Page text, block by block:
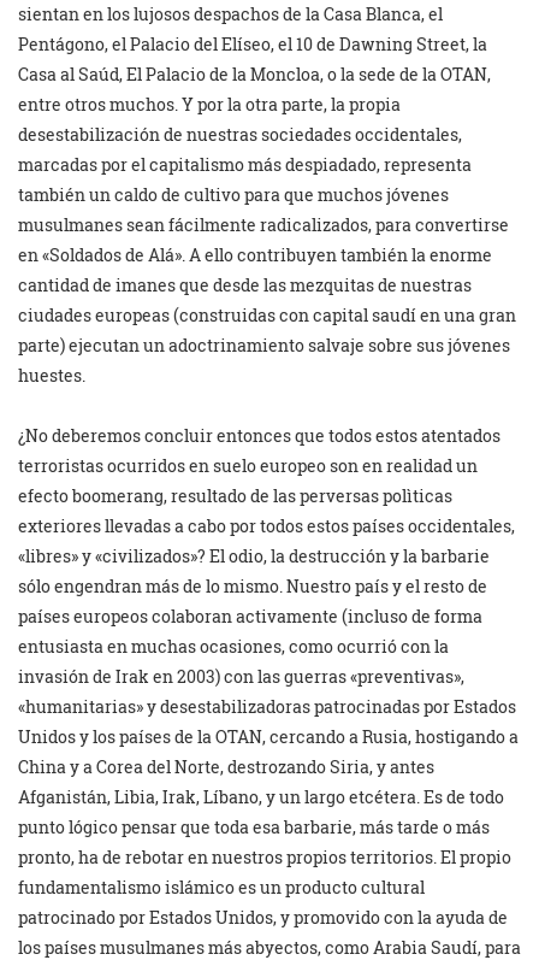
sientan en los lujosos despachos de la Casa Blanca, el
Pentágono, el Palacio del Elíseo, el 10 de Dawning Street, la
Casa al Saúd, El Palacio de la Moncloa, o la sede de la OTAN,
entre otros muchos. Y por la otra parte, la propia
desestabilización de nuestras sociedades occidentales,
marcadas por el capitalismo más despiadado, representa
también un caldo de cultivo para que muchos jóvenes
musulmanes sean fácilmente radicalizados, para convertirse
en «Soldados de Alá». A ello contribuyen también la enorme
cantidad de imanes que desde las mezquitas de nuestras
ciudades europeas (construidas con capital saudí en una gran
parte) ejecutan un adoctrinamiento salvaje sobre sus jóvenes
huestes.
¿No deberemos concluir entonces que todos estos atentados
terroristas ocurridos en suelo europeo son en realidad un
efecto boomerang, resultado de las perversas polìticas
exteriores llevadas a cabo por todos estos países occidentales,
«libres» y «civilizados»? El odio, la destrucción y la barbarie
sólo engendran más de lo mismo. Nuestro país y el resto de
países europeos colaboran activamente (incluso de forma
entusiasta en muchas ocasiones, como ocurrió con la
invasión de Irak en 2003) con las guerras «preventivas»,
«humanitarias» y desestabilizadoras patrocinadas por Estados
Unidos y los países de la OTAN, cercando a Rusia, hostigando a
China y a Corea del Norte, destrozando Siria, y antes
Afganistán, Libia, Irak, Líbano, y un largo etcétera. Es de todo
punto lógico pensar que toda esa barbarie, más tarde o más
pronto, ha de rebotar en nuestros propios territorios. El propio
fundamentalismo islámico es un producto cultural
patrocinado por Estados Unidos, y promovido con la ayuda de
los países musulmanes más abyectos, como Arabia Saudí, para